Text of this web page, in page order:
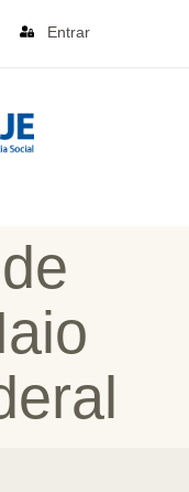
Entrar